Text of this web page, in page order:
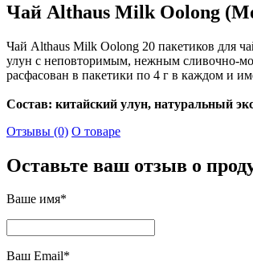
Чай Althaus Milk Oolong
Чай Althaus Milk Oolong 20 пакетиков для
улун с неповторимым, нежным сливочно-
расфасован в пакетики по 4 г в каждом и
Состав: китайский улун, натуральный
Отзывы (0) О товаре
Оставьте ваш отзыв о
Ваше имя*
Ваш Email*